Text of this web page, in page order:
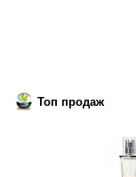
Топ продаж